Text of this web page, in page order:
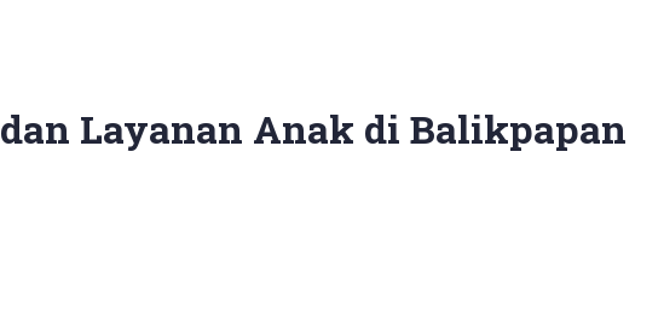
Layanan Anak di Balikpapan